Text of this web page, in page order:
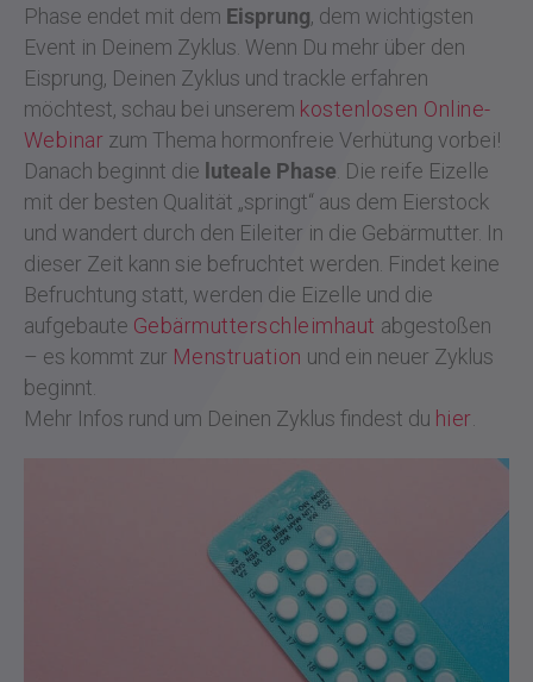
Phase endet mit dem Eisprung, dem wichtigsten
Event in Deinem Zyklus. Wenn Du mehr über den
Eisprung, Deinen Zyklus und trackle erfahren
möchtest, schau bei unserem kostenlosen Online-
Webinar zum Thema hormonfreie Verhütung vorbei!
Danach beginnt die luteale Phase. Die reife Eizelle
mit der besten Qualität „springt“ aus dem Eierstock
und wandert durch den Eileiter in die Gebärmutter. In
dieser Zeit kann sie befruchtet werden. Findet keine
Befruchtung statt, werden die Eizelle und die
aufgebaute Gebärmutterschleimhaut abgestoßen
– es kommt zur Menstruation und ein neuer Zyklus
beginnt.
Mehr Infos rund um Deinen Zyklus findest du hier.